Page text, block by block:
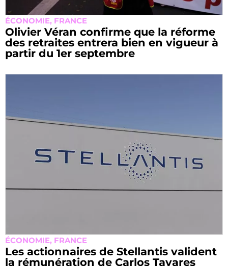
ÉCONOMIE, FRANCE
Olivier Véran confirme que la réforme
des retraites entrera bien en vigueur à
partir du 1er septembre
ÉCONOMIE, FRANCE
Les actionnaires de Stellantis valident
la rémunération de Carlos Tavares